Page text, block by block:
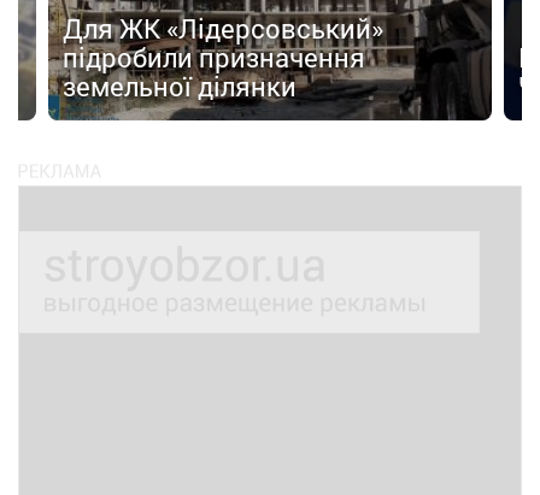
Для ЖК «Лідерсовський»
підробили призначення
земельної ділянки